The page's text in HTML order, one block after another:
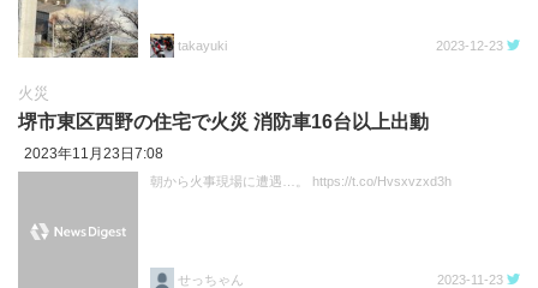
takayuki 2023-12-23
火災
堺市東区西野の住宅で火災 消防車16台以上出動
2023年11月23日7:08
朝から火事現場に遭遇…。 https://t.co/Hvsxvzxd3h
せっちゃん 2023-11-23